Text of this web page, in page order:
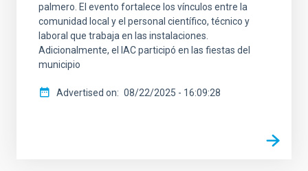
palmero. El evento fortalece los vínculos entre la
comunidad local y el personal científico, técnico y
laboral que trabaja en las instalaciones.
Adicionalmente, el IAC participó en las fiestas del
municipio
Advertised on 08/22/2025 - 16:09:28